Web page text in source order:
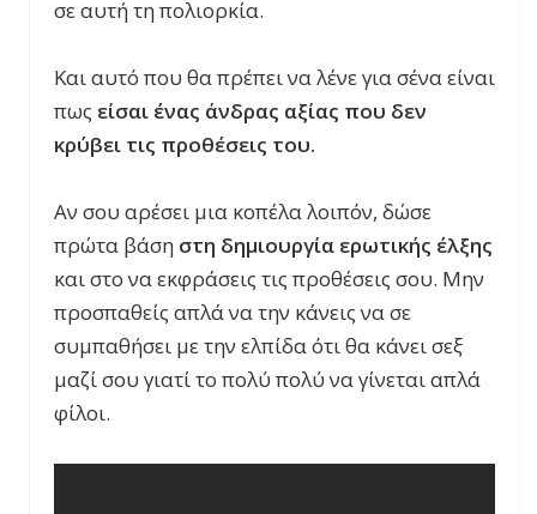
σε αυτή τη πολιορκία.
Και αυτό που θα πρέπει να λένε για σένα είναι
πως είσαι ένας άνδρας αξίας που δεν
κρύβει τις προθέσεις του.
Αν σου αρέσει μια κοπέλα λοιπόν, δώσε
πρώτα βάση στη δημιουργία ερωτικής έλξης
και στο να εκφράσεις τις προθέσεις σου. Μην
προσπαθείς απλά να την κάνεις να σε
συμπαθήσει με την ελπίδα ότι θα κάνει σεξ
μαζί σου γιατί το πολύ πολύ να γίνεται απλά
φίλοι.